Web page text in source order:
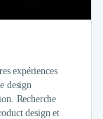
expériences
design
Recherche
design et